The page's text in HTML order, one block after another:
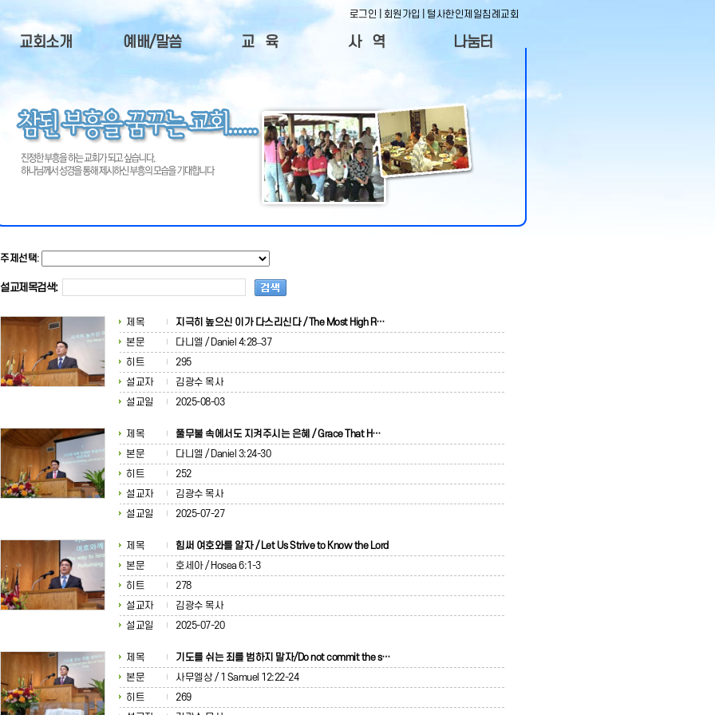
로그인 회원가입 털사한인제일침례교회
교회소개
담임목사
부교역자
목회비젼
교회광고
예배/말씀
주일설교
예배안내
주일예배순서
QT성경본문
교 육
중고등부
주일학교
한글학교
사 역
제자사역
목 장
제직&임원
털사정착
나눔터
동영상코너
나눔의 글
게시판
주제선택:
설교제목검색:
제목
지극히 높으신 이가 다스리신다 / The Most High R…
본문
다니엘 / Daniel 4:28–37
히트
295
설교자
김광수 목사
설교일
2025-08-03
제목
풀무불 속에서도 지켜주시는 은혜 / Grace That H…
본문
다니엘 / Daniel 3:24-30
히트
252
설교자
김광수 목사
설교일
2025-07-27
제목
힘써 여호와를 알자 / Let Us Strive to Know the Lord
본문
호세아 / Hosea 6:1-3
히트
278
설교자
김광수 목사
설교일
2025-07-20
제목
기도를 쉬는 죄를 범하지 말자/Do not commit the s…
본문
사무엘상 / 1 Samuel 12:22-24
히트
269